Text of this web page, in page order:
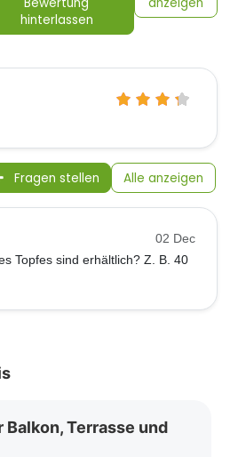
hinterlassen
Fragen stellen Alle anzeigen
02 Dec
Topfes sind erhältlich? Z. B. 40
Terrasse und